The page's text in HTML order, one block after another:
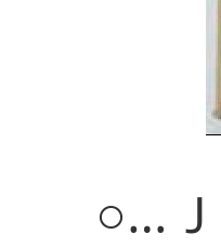
○…Ｊ